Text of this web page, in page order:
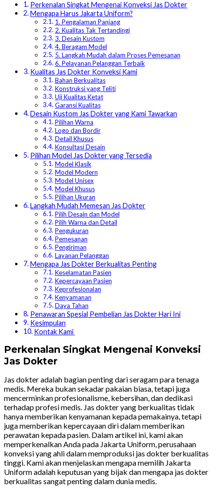
Perkenalan Singkat Mengenai Konveksi Jas Dokter
Mengapa Harus Jakarta Uniform?
1. Pengalaman Panjang
2. Kualitas Tak Tertandingi
3. Desain Kustom
4. Beragam Model
5. Langkah Mudah dalam Proses Pemesanan
6. Pelayanan Pelanggan Terbaik
Kualitas Jas Dokter Konveksi Kami
Bahan Berkualitas
Konstruksi yang Teliti
Uji Kualitas Ketat
Garansi Kualitas
Desain Kustom Jas Dokter yang Kami Tawarkan
Pilihan Warna
Logo dan Bordir
Detail Khusus
Konsultasi Desain
Pilihan Model Jas Dokter yang Tersedia
Model Klasik
Model Modern
Model Unisex
Model Khusus
Pilihan Ukuran
Langkah Mudah Memesan Jas Dokter
Pilih Desain dan Model
Pilih Warna dan Detail
Pengukuran
Pemesanan
Pengiriman
Layanan Pelanggan
Mengapa Jas Dokter Berkualitas Penting
Keselamatan Pasien
Kepercayaan Pasien
Keprofesionalan
Kenyamanan
Daya Tahan
Penawaran Spesial Pembelian Jas Dokter Hari Ini
Kesimpulan
Kontak Kami
Perkenalan Singkat Mengenai Konveksi
Jas Dokter
Jas dokter adalah bagian penting dari seragam para tenaga
medis. Mereka bukan sekadar pakaian biasa, tetapi juga
mencerminkan profesionalisme, kebersihan, dan dedikasi
terhadap profesi medis. Jas dokter yang berkualitas tidak
hanya memberikan kenyamanan kepada pemakainya, tetapi
juga memberikan kepercayaan diri dalam memberikan
perawatan kepada pasien. Dalam artikel ini, kami akan
memperkenalkan Anda pada Jakarta Uniform, perusahaan
konveksi yang ahli dalam memproduksi jas dokter berkualitas
tinggi. Kami akan menjelaskan mengapa memilih Jakarta
Uniform adalah keputusan yang bijak dan mengapa jas dokter
berkualitas sangat penting dalam dunia medis.